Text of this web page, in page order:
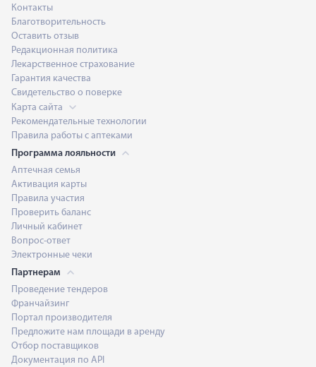
Контакты
Благотворительность
Оставить отзыв
Редакционная политика
Лекарственное страхование
Гарантия качества
Свидетельство о поверке
Карта сайта
Рекомендательные технологии
Правила работы с аптеками
Программа лояльности
Аптечная семья
Активация карты
Правила участия
Проверить баланс
Личный кабинет
Вопрос-ответ
Электронные чеки
Партнерам
Проведение тендеров
Франчайзинг
Портал производителя
Предложите нам площади в аренду
Отбор поставщиков
Документация по API